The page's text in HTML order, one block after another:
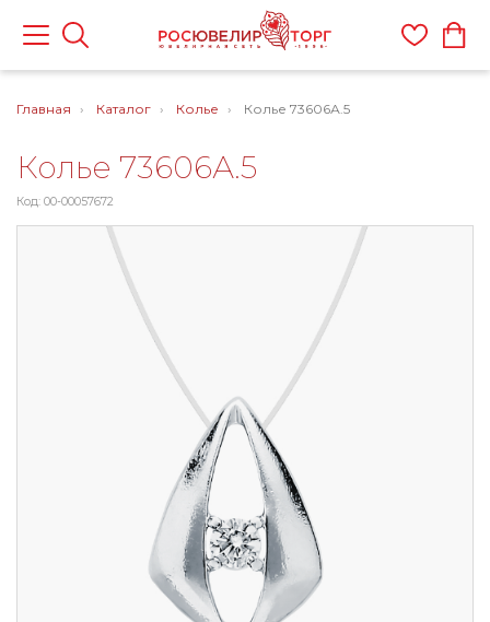
Главная Каталог Колье Колье 73606А.5
Колье 73606А.5
Код: 00-00057672